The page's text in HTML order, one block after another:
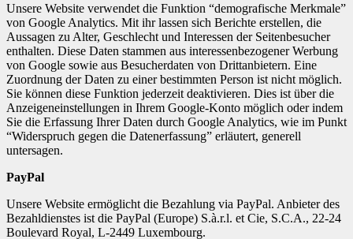
Unsere Website verwendet die Funktion “demografische Merkmale”
von Google Analytics. Mit ihr lassen sich Berichte erstellen, die
Aussagen zu Alter, Geschlecht und Interessen der Seitenbesucher
enthalten. Diese Daten stammen aus interessenbezogener Werbung
von Google sowie aus Besucherdaten von Drittanbietern. Eine
Zuordnung der Daten zu einer bestimmten Person ist nicht möglich.
Sie können diese Funktion jederzeit deaktivieren. Dies ist über die
Anzeigeneinstellungen in Ihrem Google-Konto möglich oder indem
Sie die Erfassung Ihrer Daten durch Google Analytics, wie im Punkt
“Widerspruch gegen die Datenerfassung” erläutert, generell
untersagen.
PayPal
Unsere Website ermöglicht die Bezahlung via PayPal. Anbieter des
Bezahldienstes ist die PayPal (Europe) S.à.r.l. et Cie, S.C.A., 22-24
Boulevard Royal, L-2449 Luxembourg.